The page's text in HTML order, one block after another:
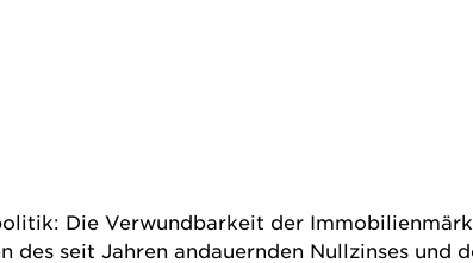
Die Verwundbarkeit der
seit Jahren andauernden Nullzinses und